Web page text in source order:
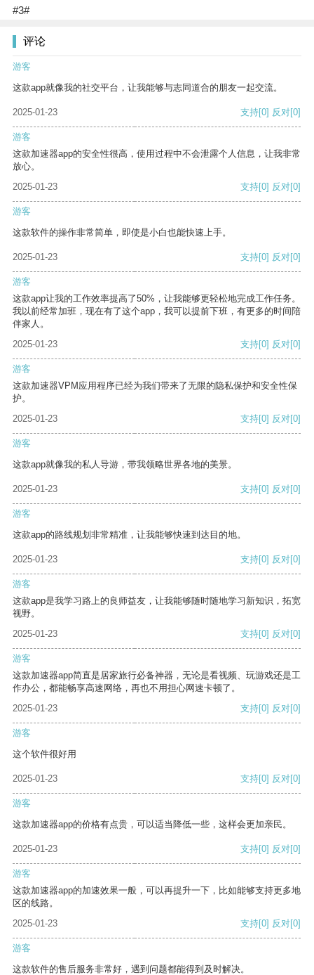
#3#
评论
游客
这款app就像我的社交平台，让我能够与志同道合的朋友一起交流。
2025-01-23 支持[0] 反对[0]
游客
这款加速器app的安全性很高，使用过程中不会泄露个人信息，让我非常
放心。
2025-01-23
支持[0] 反对[0]
游客
这款软件的操作非常简单，即使是小白也能快速上手。
2025-01-23 支持[0] 反对[0]
游客
这款app让我的工作效率提高了50%，让我能够更轻松地完成工作任务。
我以前经常加班，现在有了这个app，我可以提前下班，有更多的时间陪
伴家人。
2025-01-23
支持[0] 反对[0]
游客
这款加速器VPM应用程序已经为我们带来了无限的隐私保护和安全性保
护。
2025-01-23
支持[0] 反对[0]
游客
这款app就像我的私人导游，带我领略世界各地的美景。
2025-01-23 支持[0] 反对[0]
游客
这款app的路线规划非常精准，让我能够快速到达目的地。
2025-01-23 支持[0] 反对[0]
游客
这款app是我学习路上的良师益友，让我能够随时随地学习新知识，拓宽
视野。
2025-01-23
支持[0] 反对[0]
游客
这款加速器app简直是居家旅行必备神器，无论是看视频、玩游戏还是工
作办公，都能畅享高速网络，再也不用担心网速卡顿了。
2025-01-23
支持[0] 反对[0]
游客
这个软件很好用
2025-01-23 支持[0] 反对[0]
游客
这款加速器app的价格有点贵，可以适当降低一些，这样会更加亲民。
2025-01-23 支持[0] 反对[0]
游客
这款加速器app的加速效果一般，可以再提升一下，比如能够支持更多地
区的线路。
2025-01-23
支持[0] 反对[0]
游客
这款软件的售后服务非常好，遇到问题都能得到及时解决。